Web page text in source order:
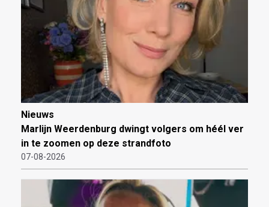
Nieuws
Marlijn Weerdenburg dwingt volgers om héél ver
in te zoomen op deze strandfoto
07-08-2026